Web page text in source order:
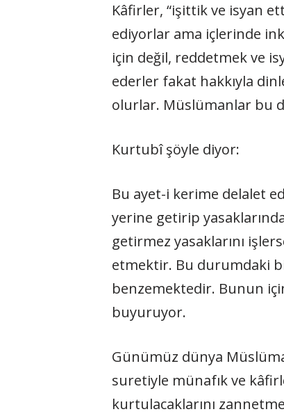
Kâfirler, “işittik ve isyan
ediyorlar ama içlerinde
için değil, reddetmek ve
ederler fakat hakkıyla
olurlar. Müslümanlar bu
Kurtubî şöyle diyor:
Bu ayet-i kerime delalet
yerine getirip
getirmez yasaklarını
etmektir. Bu durumdaki
benzemektedir. Bunun
buyuruyor.
Günümüz dünya
suretiyle münafık ve
kurtulacaklarını